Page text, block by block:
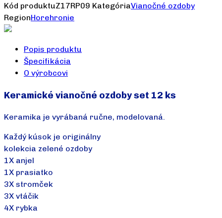
Kód produktuZ17RP09 KategóriaVianočné ozdoby
RegionHorehronie
Popis produktu
Špecifikácia
O výrobcovi
Keramické vianočné ozdoby set 12 ks
Keramika je vyrábaná ručne, modelovaná.
Každý kúsok je originálny
kolekcia zelené ozdoby
1X anjel
1X prasiatko
3X stromček
3X vtáčik
4X rybka